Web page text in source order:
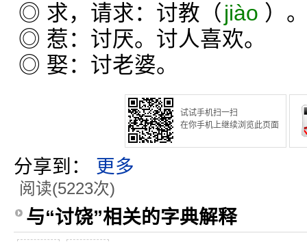
◎ 求，请求：讨教（ jiào ）
◎ 惹：讨厌。讨人喜欢。
◎ 娶：讨老婆。
试试手机扫一扫
在你手机上继续浏览此页面
分享到： 更多
阅读(5223次)
与“讨饶”相关的字典解释